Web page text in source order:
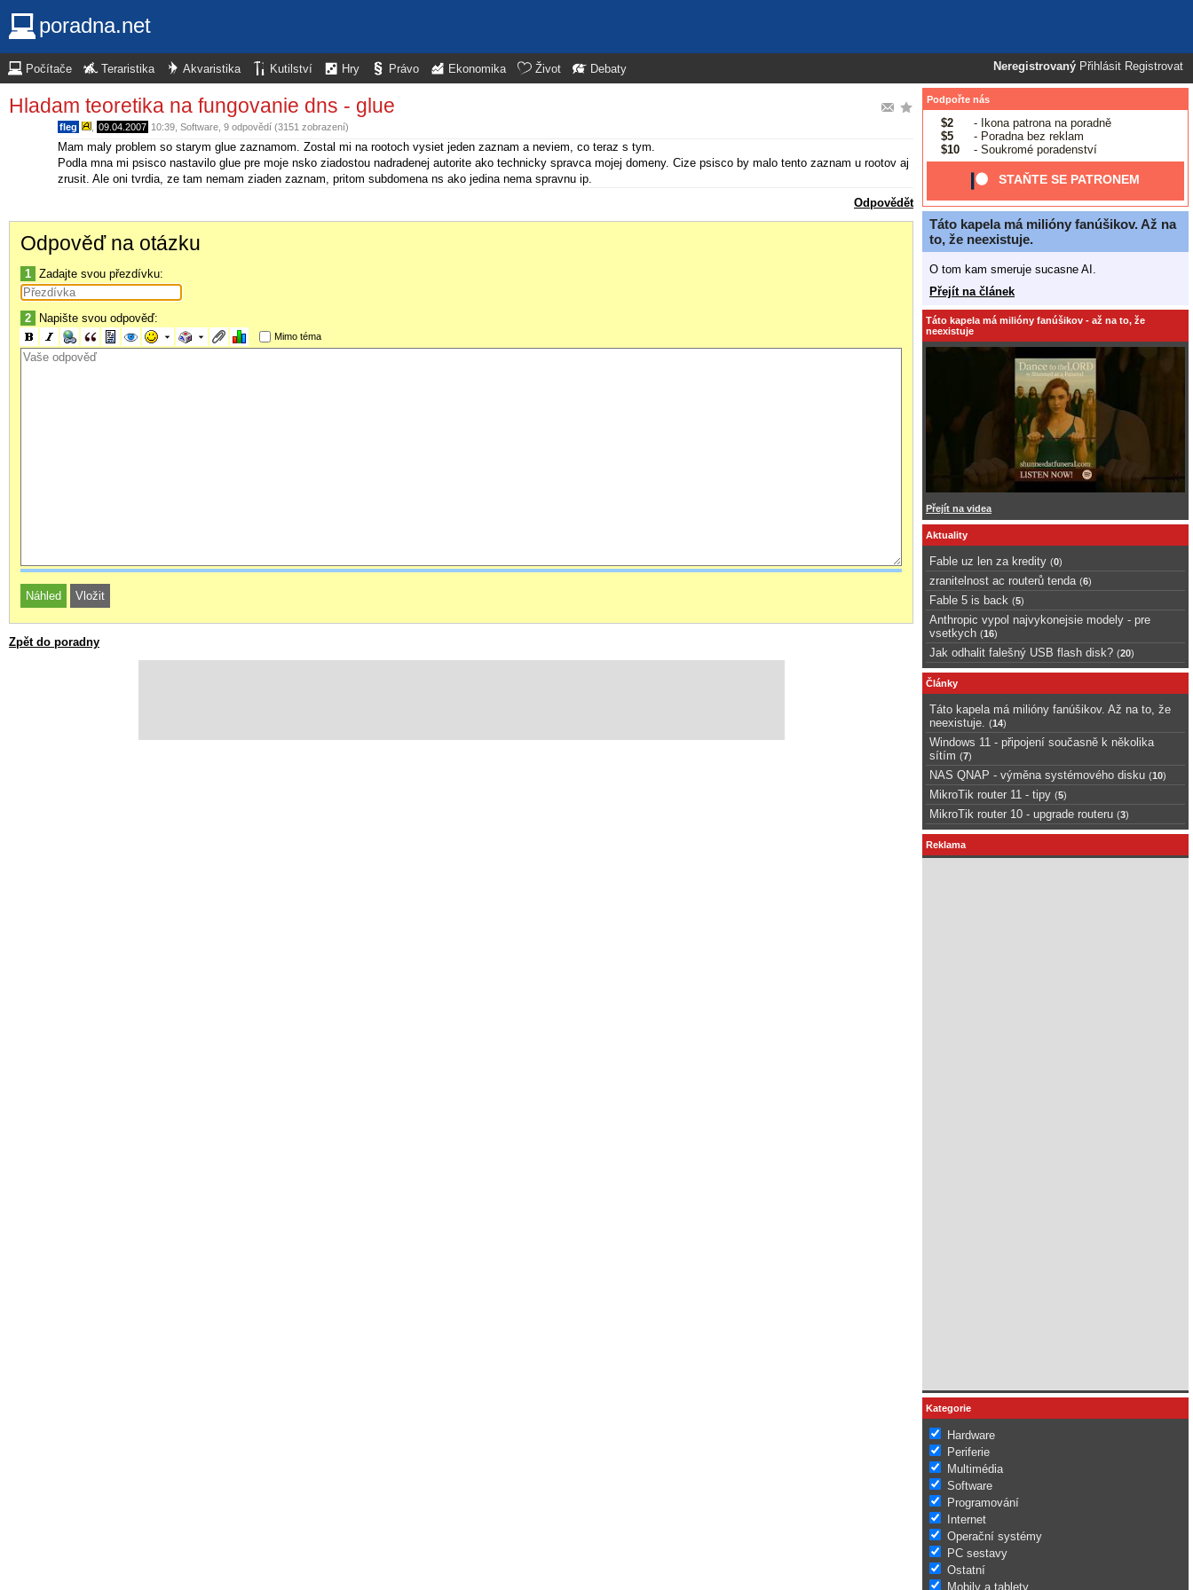
poradna.net
Neregistrovaný Přihlásit Registrovat
Počítače Teraristika Akvaristika Kutilství Hry Právo Ekonomika Život Debaty
Hladam teoretika na fungovanie dns - glue
fleg 09.04.2007 10:39 Software , 9 odpovědí (3151 zobrazení)
Mam maly problem so starym glue zaznamom. Zostal mi na rootoch vysiet jeden zaznam a neviem, co teraz s tym.
Podla mna mi psisco nastavilo glue pre moje nsko ziadostou nadradenej autorite ako technicky spravca mojej domeny. Cize psisco by malo tento zaznam u rootov aj
zrusit. Ale oni tvrdia, ze tam nemam ziaden zaznam, pritom subdomena ns ako jedina nema spravnu ip.
Odpovědět
Odpověď na otázku
1 Zadajte svou přezdívku:
2 Napište svou odpověď:
Mimo téma
Zpět do poradny
Podpořte nás
$2
- Ikona patrona na poradně
$5
- Poradna bez reklam
$10
- Soukromé poradenství
STAŇTE SE PATRONEM
Táto kapela má milióny fanúšikov. Až na
to, že neexistuje.
O tom kam smeruje sucasne AI.
Přejít na článek
Táto kapela má milióny fanúšikov - až na to, že
neexistuje
Přejít na videa
Aktuality
Fable uz len za kredity (0)
zranitelnost ac routerů tenda (6)
Fable 5 is back (5)
Anthropic vypol najvykonejsie modely - pre
vsetkych (16)
Jak odhalit falešný USB flash disk? (20)
Články
Táto kapela má milióny fanúšikov. Až na to, že
neexistuje.
(14)
Windows 11 - připojení současně k několika
sítím (7)
NAS QNAP - výměna systémového disku (10)
MikroTik router 11 - tipy (5)
MikroTik router 10 - upgrade routeru (3)
Reklama
Kategorie
Hardware
Periferie
Multimédia
Software
Programování
Internet
Operační systémy
PC sestavy
Ostatní
Mobily a tablety